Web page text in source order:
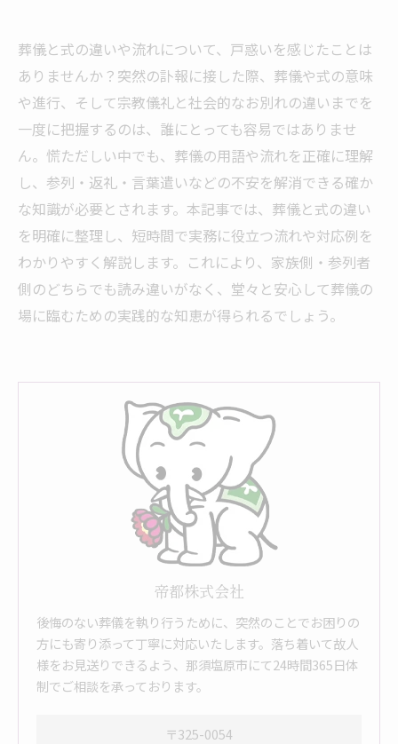
葬儀と式の違いや流れについて、戸惑いを感じたことは
ありませんか？突然の訃報に接した際、葬儀や式の意味
や進行、そして宗教儀礼と社会的なお別れの違いまでを
一度に把握するのは、誰にとっても容易ではありませ
ん。慌ただしい中でも、葬儀の用語や流れを正確に理解
し、参列・返礼・言葉遣いなどの不安を解消できる確か
な知識が必要とされます。本記事では、葬儀と式の違い
を明確に整理し、短時間で実務に役立つ流れや対応例を
わかりやすく解説します。これにより、家族側・参列者
側のどちらでも読み違いがなく、堂々と安心して葬儀の
場に臨むための実践的な知恵が得られるでしょう。
帝都株式会社
後悔のない葬儀を執り行うために、突然のことでお困りの
方にも寄り添って丁寧に対応いたします。落ち着いて故人
様をお見送りできるよう、那須塩原市にて24時間365日体
制でご相談を承っております。
〒325-0054